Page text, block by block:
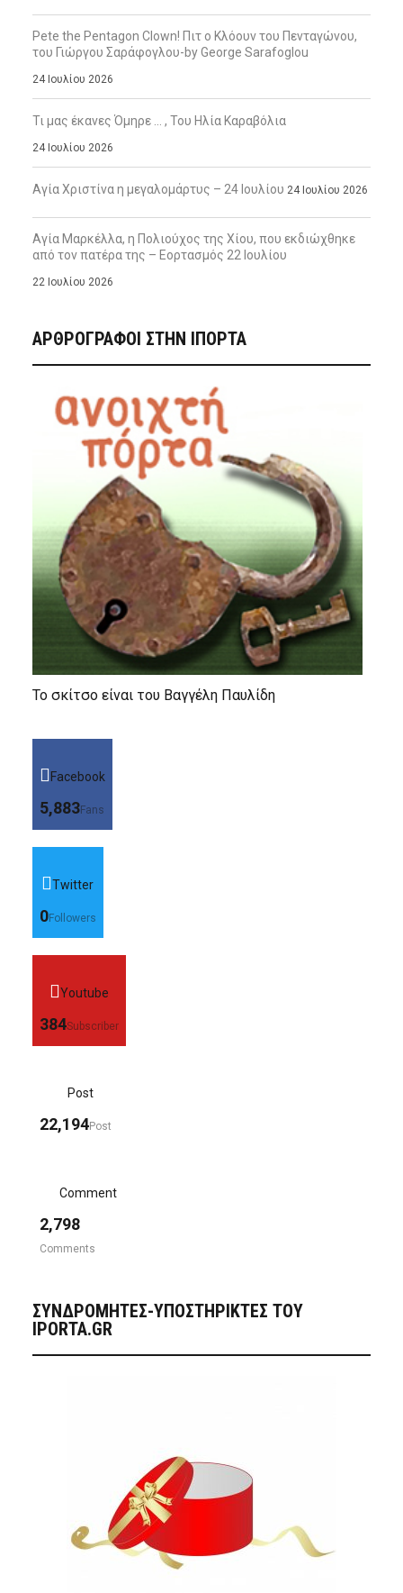
Pete the Pentagon Clown! Πιτ ο Κλόουν του Πενταγώνου,
του Γιώργου Σαράφογλου-by George Sarafoglou
24 Ιουλίου 2026
Τι μας έκανες Όμηρε … , Του Ηλία Καραβόλια
24 Ιουλίου 2026
Αγία Χριστίνα η μεγαλομάρτυς – 24 Ιουλίου 24 Ιουλίου 2026
Αγία Μαρκέλλα, η Πολιούχος της Χίου, που εκδιώχθηκε
από τον πατέρα της – Εορτασμός 22 Ιουλίου
22 Ιουλίου 2026
ΑΡΘΡΟΓΡΑΦΟΙ ΣΤΗΝ IΠΟΡΤΑ
Το σκίτσο είναι του Βαγγέλη Παυλίδη
Facebook
5,883Fans
Twitter
0Followers
Youtube
384Subscriber
Post
22,194Post
Comment
2,798
Comments
ΣΥΝΔΡΟΜΗΤΈΣ-ΥΠΟΣΤΗΡΙΚΤΈΣ ΤΟΥ
IPORTA.GR